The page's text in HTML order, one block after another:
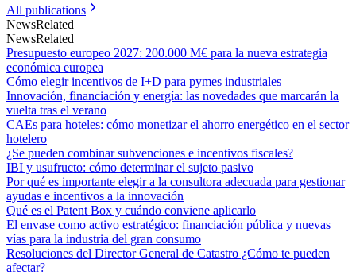
All publications
NewsRelated
NewsRelated
Presupuesto europeo 2027: 200.000 M€ para la nueva estrategia
económica europea
Cómo elegir incentivos de I+D para pymes industriales
Innovación, financiación y energía: las novedades que marcarán la
vuelta tras el verano
CAEs para hoteles: cómo monetizar el ahorro energético en el sector
hotelero
¿Se pueden combinar subvenciones e incentivos fiscales?
IBI y usufructo: cómo determinar el sujeto pasivo
Por qué es importante elegir a la consultora adecuada para gestionar
ayudas e incentivos a la innovación
Qué es el Patent Box y cuándo conviene aplicarlo
El envase como activo estratégico: financiación pública y nuevas
vías para la industria del gran consumo
Resoluciones del Director General de Catastro ¿Cómo te pueden
afectar?